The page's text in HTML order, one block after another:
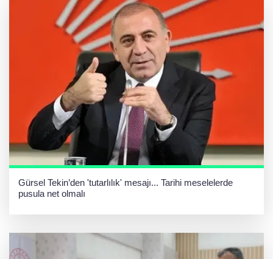
Gürsel Tekin’den 'tutarlılık' mesajı... Tarihi meselelerde
pusula net olmalı